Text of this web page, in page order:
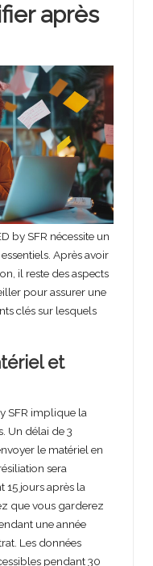
après
by SFR nécessite un
Après avoir
il reste des aspects
pour assurer une
clés sur lesquels
et
SFR implique la
Un délai de 3
le matériel en
sera
15 jours après la
que vous garderez
une année
Les données
pendant 30